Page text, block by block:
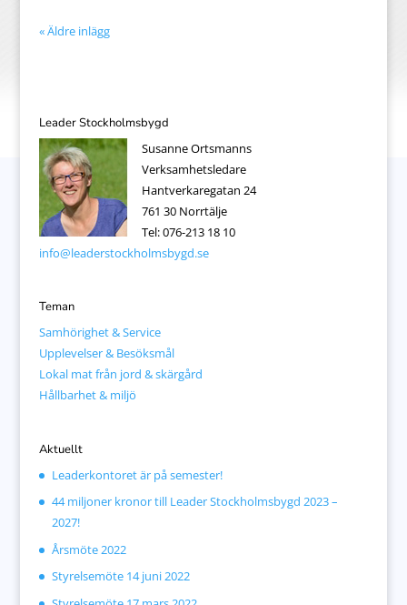
« Äldre inlägg
Leader Stockholmsbygd
Susanne Ortsmanns
Verksamhetsledare
Hantverkaregatan 24
761 30 Norrtälje
Tel: 076-213 18 10
info@leaderstockholmsbygd.se
Teman
Samhörighet & Service
Upplevelser & Besöksmål
Lokal mat från jord & skärgård
Hållbarhet & miljö
Aktuellt
Leaderkontoret är på semester!
44 miljoner kronor till Leader Stockholmsbygd 2023 –
2027!
Årsmöte 2022
Styrelsemöte 14 juni 2022